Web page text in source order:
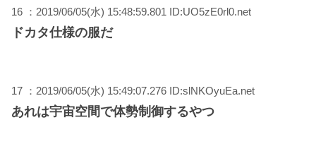
16 ：2019/06/05(水) 15:48:59.801 ID:UO5zE0rl0.net
ドカタ仕様の服だ
17 ：2019/06/05(水) 15:49:07.276 ID:slNKOyuEa.net
あれは宇宙空間で体勢制御するやつ